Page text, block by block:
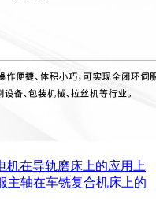
机在导轨磨床上的应用
上
主轴在车铣复合机床上的